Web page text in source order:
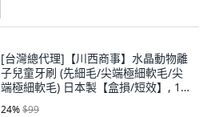
[台灣總代理]【川西商事】水晶動物離
子兒童牙刷 (先細毛/尖端極細軟毛/尖
端極細軟毛) 日本製【盒損/短效】, 1
個, NS-6(1.5~才) 【盒損/短效】
24%$99